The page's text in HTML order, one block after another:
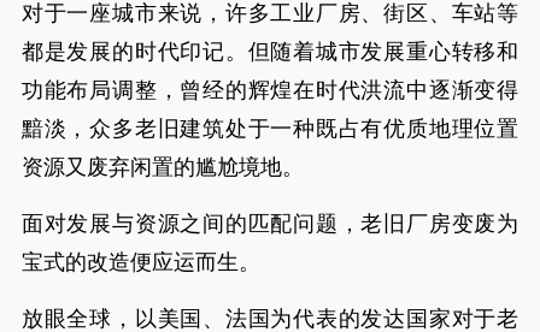
对于一座城市来说，许多工业厂房、街区、车站等
都是发展的时代印记。但随着城市发展重心转移和
功能布局调整，曾经的辉煌在时代洪流中逐渐变得
黯淡，众多老旧建筑处于一种既占有优质地理位置
资源又废弃闲置的尴尬境地。
面对发展与资源之间的匹配问题，老旧厂房变废为
宝式的改造便应运而生。
放眼全球，以美国、法国为代表的发达国家对于老